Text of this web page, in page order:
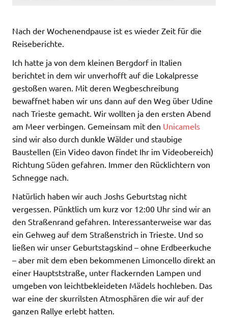
Nach der Wochenendpause ist es wieder Zeit für die
Reiseberichte.
Ich hatte ja von dem kleinen Bergdorf in Italien
berichtet in dem wir unverhofft auf die Lokalpresse
gestoßen waren. Mit deren Wegbeschreibung
bewaffnet haben wir uns dann auf den Weg über Udine
nach Trieste gemacht. Wir wollten ja den ersten Abend
am Meer verbingen. Gemeinsam mit den Unicamels
sind wir also durch dunkle Wälder und staubige
Baustellen (Ein Video davon findet Ihr im Videobereich)
Richtung Süden gefahren. Immer den Rücklichtern von
Schnegge nach.
Natürlich haben wir auch Joshs Geburtstag nicht
vergessen. Pünktlich um kurz vor 12:00 Uhr sind wir an
den Straßenrand gefahren. Interessanterweise war das
ein Gehweg auf dem Straßenstrich in Trieste. Und so
ließen wir unser Geburtstagskind – ohne Erdbeerkuche
– aber mit dem eben bekommenen Limoncello direkt an
einer Hauptststraße, unter flackernden Lampen und
umgeben von leichtbekleideten Mädels hochleben. Das
war eine der skurrilsten Atmosphären die wir auf der
ganzen Rallye erlebt hatten.